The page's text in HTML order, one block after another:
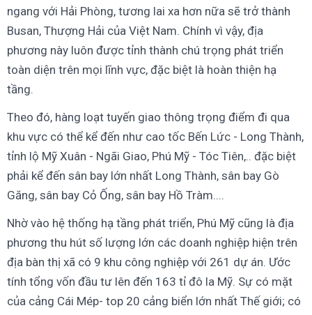
ngang với Hải Phòng, tương lai xa hơn nữa sẽ trở thành
Busan, Thượng Hải của Việt Nam. Chính vì vậy, địa
phương này luôn được tỉnh thành chú trọng phát triển
toàn diện trên mọi lĩnh vực, đặc biệt là hoàn thiện hạ
tầng.
Theo đó, hàng loạt tuyến giao thông trọng điểm đi qua
khu vực có thể kể đến như cao tốc Bến Lức - Long Thành,
tỉnh lộ Mỹ Xuân - Ngãi Giao, Phú Mỹ - Tóc Tiên,.. đặc biệt
phải kể đến sân bay lớn nhất Long Thành, sân bay Gò
Găng, sân bay Cỏ Ống, sân bay Hồ Tràm....
Nhờ vào hệ thống hạ tầng phát triển, Phú Mỹ cũng là địa
phương thu hút số lượng lớn các doanh nghiệp hiện trên
địa bàn thị xã có 9 khu công nghiệp với 261 dự án. Ước
tính tổng vốn đầu tư lên đến 163 tỉ đô la Mỹ. Sự có mặt
của cảng Cái Mép- top 20 cảng biển lớn nhất Thế giới; có